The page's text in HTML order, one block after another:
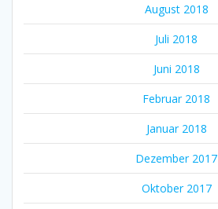
August 2018
Juli 2018
Juni 2018
Februar 2018
Januar 2018
Dezember 2017
Oktober 2017